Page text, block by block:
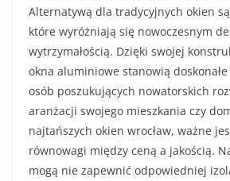
Alternatywą dla tradycyjnych okien
które wyróżniają się nowoczesnym
wytrzymałością. Dzięki swojej
okna aluminiowe stanowią
osób poszukujących nowatorskich
aranżacji swojego mieszkania czy
najtańszych okien wrocław, ważne
równowagi między ceną a jakością.
mogą nie zapewnić odpowiedniej